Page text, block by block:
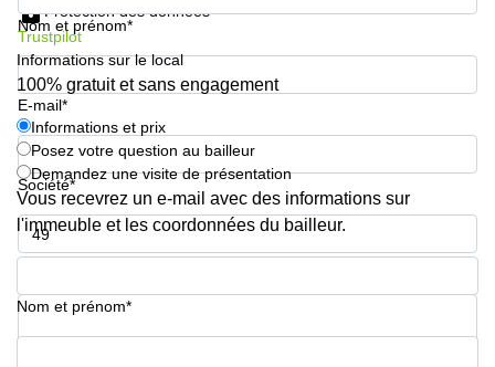
Salles
de
réunion
Genève
Salle de
réunion
Lausanne
Business
center
Lausanne
Genève
Quai
de l’Ile
13
Genève
Suisse
8A
Etoy
Esplanade
Rouge 4
Lancy
Nom et prénom*
E-mail*
Société*
Numéro de téléphone*
Protection des données
Trustpilot
Informations sur le local
100% gratuit et sans engagement
Informations et prix
Posez votre question au bailleur
Demandez une visite de présentation
Vous recevrez un e-mail avec des informations sur
l'immeuble et les coordonnées du bailleur.
Nom et prénom*